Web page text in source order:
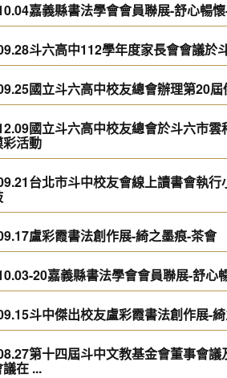
嘉義縣書法學會會員聯展-舒心暢
斗六高中112學年度家長會會議於
國立斗六高中校友總會辦理第20
國立斗六高中校友總會於斗六市
活動
台北市斗中校友會線上讀書會執
盧彩霞書法創作展-綺之墨痕-茶會
20嘉義縣書法學會會員聯展-舒心
斗中傑出校友盧彩霞書法創作展-
第十四屆斗中文教基金會董事會
在 ...